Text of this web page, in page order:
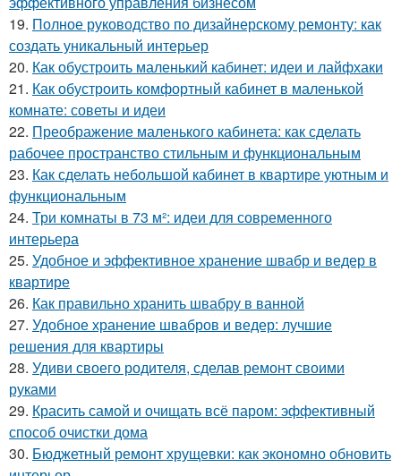
19. Полное руководство по дизайнерскому ремонту: как
создать уникальный интерьер
20. Как обустроить маленький кабинет: идеи и лайфхаки
21. Как обустроить комфортный кабинет в маленькой
комнате: советы и идеи
22. Преображение маленького кабинета: как сделать
рабочее пространство стильным и функциональным
23. Как сделать небольшой кабинет в квартире уютным и
функциональным
24. Три комнаты в 73 м²: идеи для современного
интерьера
25. Удобное и эффективное хранение швабр и ведер в
квартире
26. Как правильно хранить швабру в ванной
27. Удобное хранение швабров и ведер: лучшие
решения для квартиры
28. Удиви своего родителя, сделав ремонт своими
руками
29. Красить самой и очищать всё паром: эффективный
способ очистки дома
30. Бюджетный ремонт хрущевки: как экономно обновить